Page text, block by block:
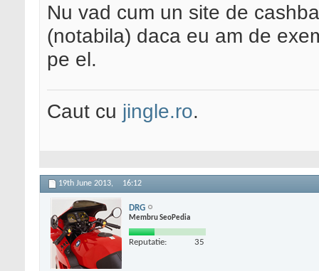
Nu vad cum un site de
(notabila) daca eu am de
pe el.
Caut cu jingle.ro.
19th June 2013, 16:12
DRG
Membru SeoPedia
Reputatie: 35